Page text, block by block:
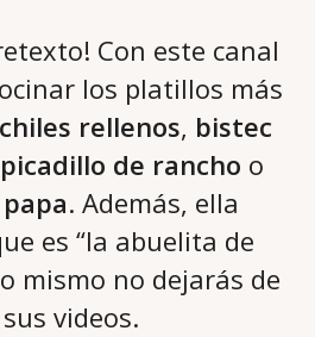
Con este canal
los platillos más
chiles rellenos, bistec
picadillo de rancho o
. Además, ella
es “la abuelita de
mismo no dejarás de
videos.